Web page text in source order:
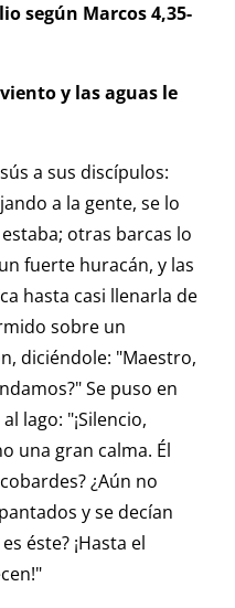
según Marcos 4,35-
y las aguas le
a sus discípulos:
a la gente, se lo
otras barcas lo
fuerte huracán, y las
hasta casi llenarla de
sobre un
diciéndole: "Maestro,
Se puso en
lago: "¡Silencio,
una gran calma. Él
¿Aún no
y se decían
éste? ¡Hasta el